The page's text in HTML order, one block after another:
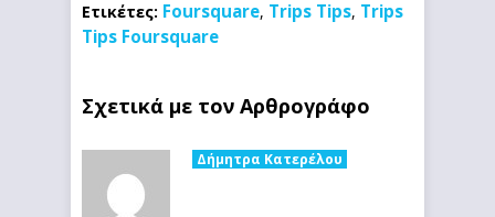
Ετικέτες: Foursquare, Trips Tips, Trips
Tips Foursquare
Σχετικά με τον Αρθρογράφο
Δήμητρα Κατερέλου